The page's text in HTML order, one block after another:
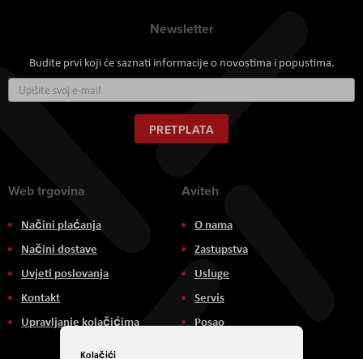
Newsletter
Budite prvi koji će saznati informacije o novostima i popustima.
se
za
naš
newsletter:
PRETPLATA
Web trgovina
Načini plaćanja
Načini dostave
Uvjeti poslovanja
Kontakt
Upravljanje kolačićima
Aviteh
O nama
Zastupstva
Usluge
Servis
Posao
Kolačići